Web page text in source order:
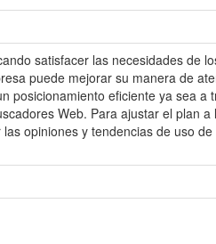
satisfacer las necesidades de
puede mejorar su manera de
posicionamiento eficiente ya sea a
Web. Para ajustar el plan
opiniones y tendencias de uso